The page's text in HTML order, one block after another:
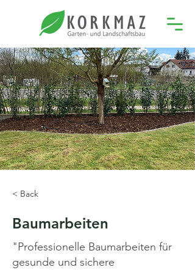
< Back
Baumarbeiten
"Professionelle Baumarbeiten für
gesunde und sichere